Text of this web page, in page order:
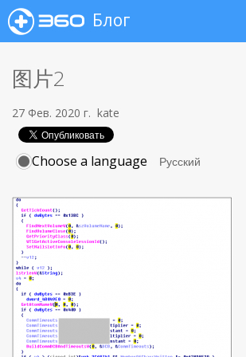
Блог
图片2
27 Фев. 2020 г. kate
Choose a language